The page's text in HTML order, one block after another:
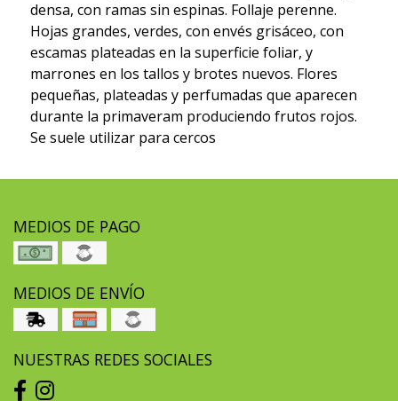
densa, con ramas sin espinas. Follaje perenne.
Hojas grandes, verdes, con envés grisáceo, con
escamas plateadas en la superficie foliar, y
marrones en los tallos y brotes nuevos. Flores
pequeñas, plateadas y perfumadas que aparecen
durante la primaveram produciendo frutos rojos.
Se suele utilizar para cercos
MEDIOS DE PAGO
MEDIOS DE ENVÍO
NUESTRAS REDES SOCIALES